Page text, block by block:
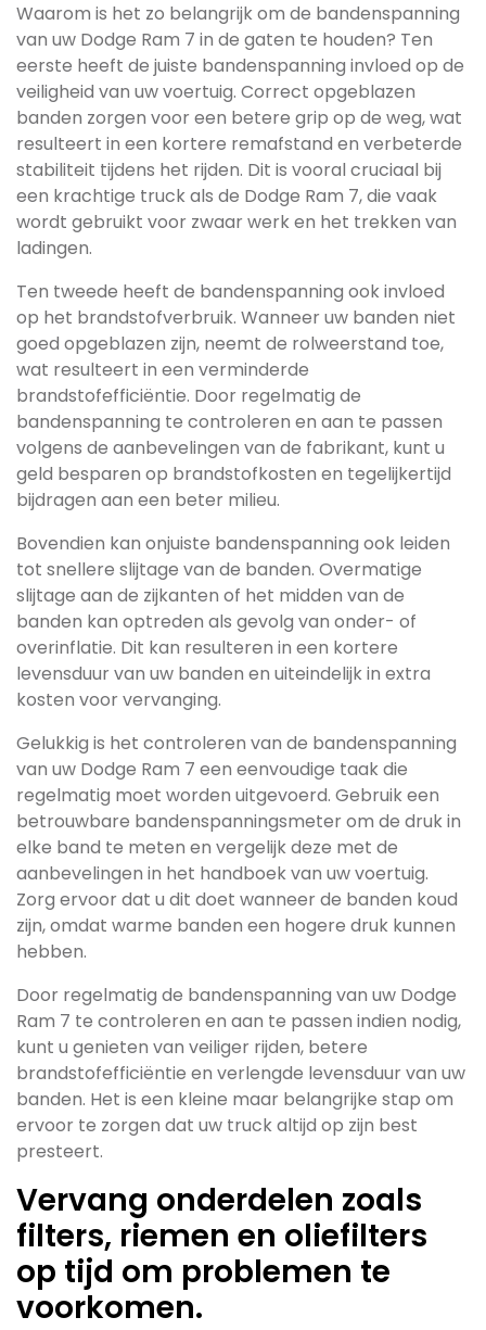
Waarom is het zo belangrijk om de bandenspanning
van uw Dodge Ram 7 in de gaten te houden? Ten
eerste heeft de juiste bandenspanning invloed op de
veiligheid van uw voertuig. Correct opgeblazen
banden zorgen voor een betere grip op de weg, wat
resulteert in een kortere remafstand en verbeterde
stabiliteit tijdens het rijden. Dit is vooral cruciaal bij
een krachtige truck als de Dodge Ram 7, die vaak
wordt gebruikt voor zwaar werk en het trekken van
ladingen.
Ten tweede heeft de bandenspanning ook invloed
op het brandstofverbruik. Wanneer uw banden niet
goed opgeblazen zijn, neemt de rolweerstand toe,
wat resulteert in een verminderde
brandstofefficiëntie. Door regelmatig de
bandenspanning te controleren en aan te passen
volgens de aanbevelingen van de fabrikant, kunt u
geld besparen op brandstofkosten en tegelijkertijd
bijdragen aan een beter milieu.
Bovendien kan onjuiste bandenspanning ook leiden
tot snellere slijtage van de banden. Overmatige
slijtage aan de zijkanten of het midden van de
banden kan optreden als gevolg van onder- of
overinflatie. Dit kan resulteren in een kortere
levensduur van uw banden en uiteindelijk in extra
kosten voor vervanging.
Gelukkig is het controleren van de bandenspanning
van uw Dodge Ram 7 een eenvoudige taak die
regelmatig moet worden uitgevoerd. Gebruik een
betrouwbare bandenspanningsmeter om de druk in
elke band te meten en vergelijk deze met de
aanbevelingen in het handboek van uw voertuig.
Zorg ervoor dat u dit doet wanneer de banden koud
zijn, omdat warme banden een hogere druk kunnen
hebben.
Door regelmatig de bandenspanning van uw Dodge
Ram 7 te controleren en aan te passen indien nodig,
kunt u genieten van veiliger rijden, betere
brandstofefficiëntie en verlengde levensduur van uw
banden. Het is een kleine maar belangrijke stap om
ervoor te zorgen dat uw truck altijd op zijn best
presteert.
Vervang onderdelen zoals
filters, riemen en oliefilters
op tijd om problemen te
voorkomen.